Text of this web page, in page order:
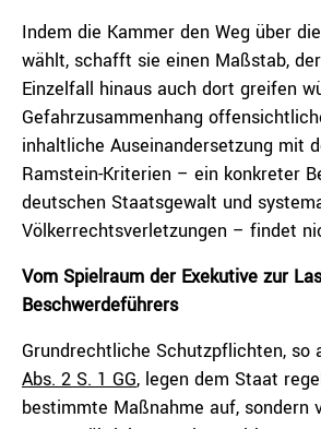
Indem die Kammer den Weg über
wählt, schafft sie einen Maßstab,
Einzelfall hinaus auch dort greifen
Gefahrzusammenhang
inhaltliche Auseinandersetzung mit
Ramstein-Kriterien – ein konkreter
deutschen Staatsgewalt und
Völkerrechtsverletzungen – findet
Vom Spielraum der Exekutive zur
Beschwerdeführers
Grundrechtliche Schutzpflichten, so
Abs. 2 S. 1 GG, legen dem Staat
bestimmte Maßnahme auf, sondern